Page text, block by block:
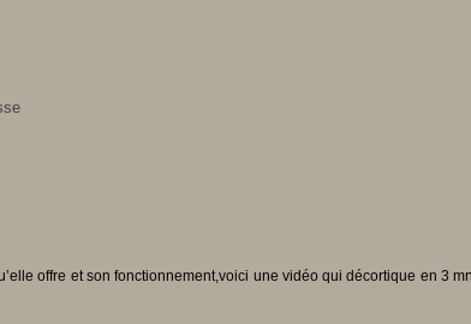
offre et son fonctionnement,voici une vidéo qui décortique en 3